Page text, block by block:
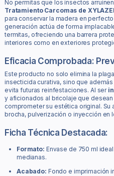
No permitas que los insectos
Tratamiento Carcomas de
para conservar la madera en
generación actúa de forma
termitas, ofreciendo una barrera
interiores como en exteriores
Eficacia Comprobada:
Este producto no solo elimina la
insecticida curativa, sino que
evita futuras reinfestaciones. Al ser
y aficionados al bricolaje que
comprometer su estética original.
brocha, pulverización o inyección en
Ficha Técnica Destacada:
Formato: Envase de 750 ml
medianas.
Acabado: Fondo e imprimación